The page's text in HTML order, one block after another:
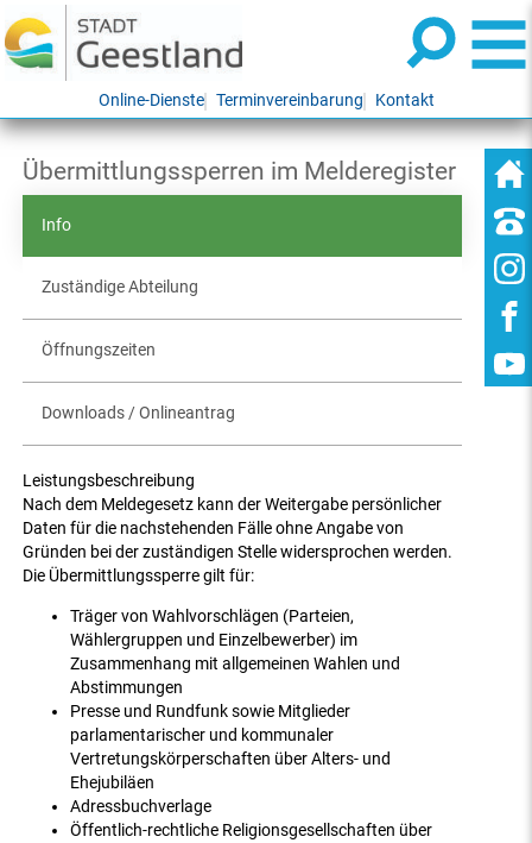
Online-Dienste Terminvereinbarung Kontakt
Übermittlungssperren im Melderegister
Info
Zuständige Abteilung
Öffnungszeiten
Downloads / Onlineantrag
Leistungsbeschreibung
Nach dem Meldegesetz kann der Weitergabe persönlicher
Daten für die nachstehenden Fälle ohne Angabe von
Gründen bei der zuständigen Stelle widersprochen werden.
Die Übermittlungssperre gilt für:
Träger von Wahlvorschlägen (Parteien,
Wählergruppen und Einzelbewerber) im
Zusammenhang mit allgemeinen Wahlen und
Abstimmungen
Presse und Rundfunk sowie Mitglieder
parlamentarischer und kommunaler
Vertretungskörperschaften über Alters- und
Ehejubiläen
Adressbuchverlage
Öffentlich-rechtliche Religionsgesellschaften über